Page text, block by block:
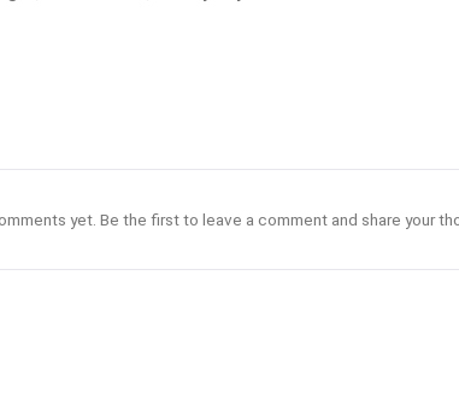
yet. Be the first to leave a comment and share your